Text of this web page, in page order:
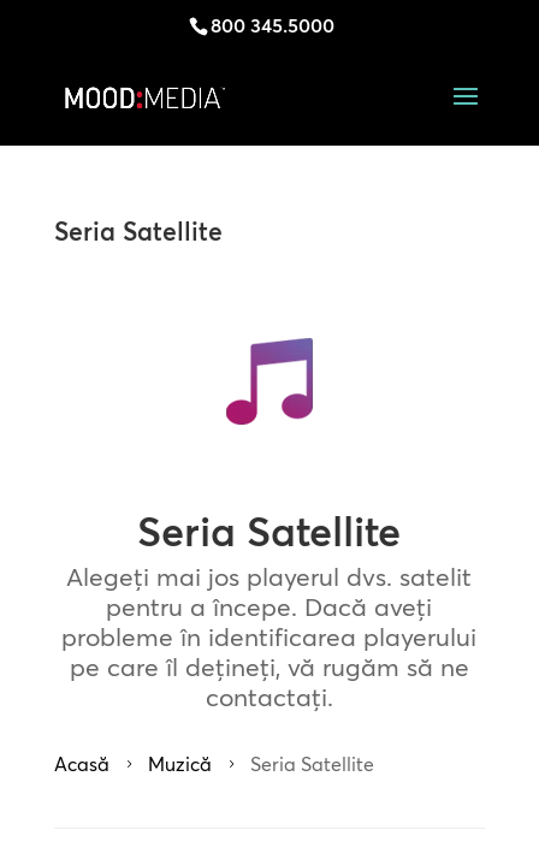
800 345.5000
Seria Satellite
Seria Satellite
Alegeți mai jos playerul dvs. satelit
pentru a începe. Dacă aveți
probleme în identificarea playerului
pe care îl dețineți, vă rugăm să ne
contactați.
Acasă 5 Muzică 5 Seria Satellite